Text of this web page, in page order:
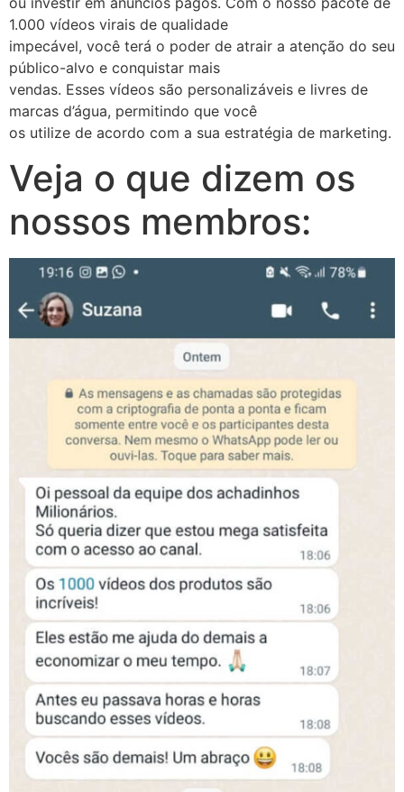
1.000 vídeos virais de qualidade
impecável, você terá o poder de atrair a atenção do seu
público-alvo e conquistar mais
vendas. Esses vídeos são personalizáveis e livres de
marcas d’água, permitindo que você
os utilize de acordo com a sua estratégia de marketing.
Veja o que dizem os
nossos membros: